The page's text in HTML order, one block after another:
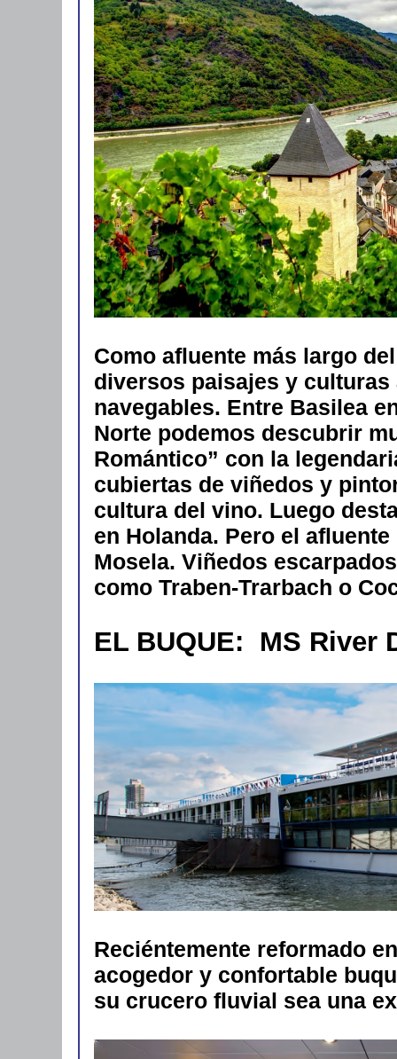
Como afluente más largo
diversos paisajes y
navegables. Entre Basilea
Norte podemos descubrir
Romántico” con la
cubiertas de viñedos y
cultura del vino. Luego
en Holanda. Pero el
Mosela. Viñedos
como Traben-Trarbach o
EL BUQUE: MS River
Reciéntemente reformado
acogedor y confortable
su crucero fluvial sea una